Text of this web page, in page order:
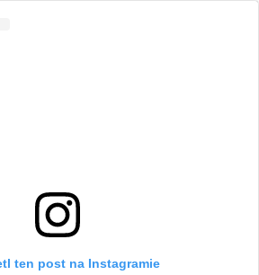
ten post na Instagramie